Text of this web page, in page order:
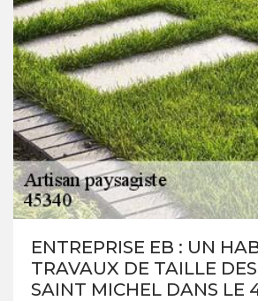
ENTREPRISE EB : UN
TRAVAUX DE TAILLE
SAINT MICHEL DANS LE